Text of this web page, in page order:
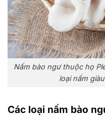
Nấm bào ngư thuộc họ
loại nấm
Các loại nấm bào